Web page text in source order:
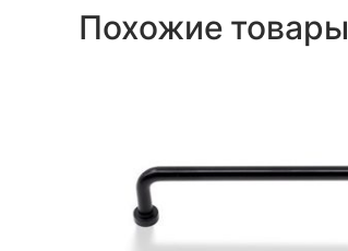
Похожие товары